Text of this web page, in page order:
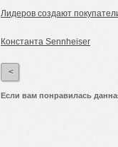
Лидеров создают
Константа Sennheiser
<
Если вам понравилась